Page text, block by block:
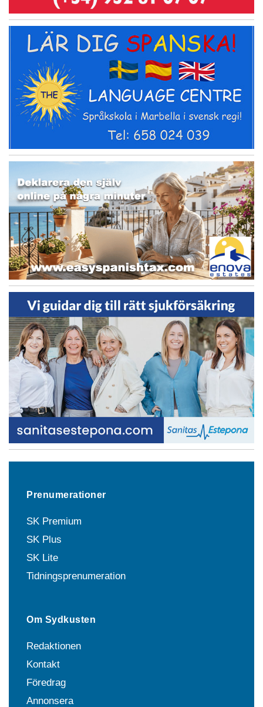
Prenumerationer
SK Premium
SK Plus
SK Lite
Tidningsprenumeration
Om Sydkusten
Redaktionen
Kontakt
Föredrag
Annonsera